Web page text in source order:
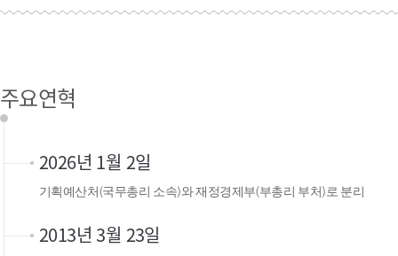
주요연혁
2026년 1월 2일
기획예산처(국무총리 소속)와 재정경제부(부총리 부처)로 분리
2013년 3월 23일